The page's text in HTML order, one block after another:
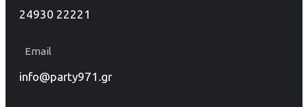
24930 22221
Email
info@party971.gr